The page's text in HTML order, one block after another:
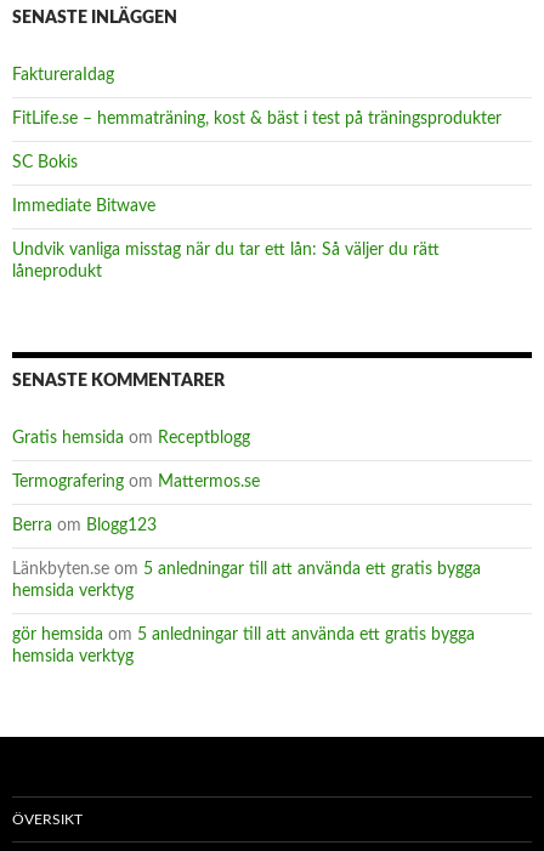
SENASTE INLÄGGEN
FaktureraIdag
FitLife.se – hemmaträning, kost & bäst i test på träningsprodukter
SC Bokis
Immediate Bitwave
Undvik vanliga misstag när du tar ett lån: Så väljer du rätt
låneprodukt
SENASTE KOMMENTARER
Gratis hemsida om Receptblogg
Termografering om Mattermos.se
Berra om Blogg123
Länkbyten.se om 5 anledningar till att använda ett gratis bygga
hemsida verktyg
gör hemsida om 5 anledningar till att använda ett gratis bygga
hemsida verktyg
ÖVERSIKT